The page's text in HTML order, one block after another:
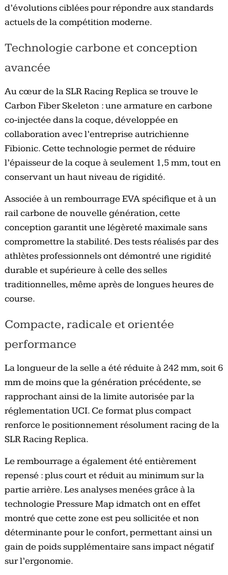
d’évolutions ciblées pour répondre aux standards
actuels de la compétition moderne.
Technologie carbone et conception
avancée
Au cœur de la SLR Racing Replica se trouve le
Carbon Fiber Skeleton : une armature en carbone
co-injectée dans la coque, développée en
collaboration avec l’entreprise autrichienne
Fibionic. Cette technologie permet de réduire
l’épaisseur de la coque à seulement 1,5 mm, tout en
conservant un haut niveau de rigidité.
Associée à un rembourrage EVA spécifique et à un
rail carbone de nouvelle génération, cette
conception garantit une légèreté maximale sans
compromettre la stabilité. Des tests réalisés par des
athlètes professionnels ont démontré une rigidité
durable et supérieure à celle des selles
traditionnelles, même après de longues heures de
course.
Compacte, radicale et orientée
performance
La longueur de la selle a été réduite à 242 mm, soit 6
mm de moins que la génération précédente, se
rapprochant ainsi de la limite autorisée par la
réglementation UCI. Ce format plus compact
renforce le positionnement résolument racing de la
SLR Racing Replica.
Le rembourrage a également été entièrement
repensé : plus court et réduit au minimum sur la
partie arrière. Les analyses menées grâce à la
technologie Pressure Map idmatch ont en effet
montré que cette zone est peu sollicitée et non
déterminante pour le confort, permettant ainsi un
gain de poids supplémentaire sans impact négatif
sur l’ergonomie.